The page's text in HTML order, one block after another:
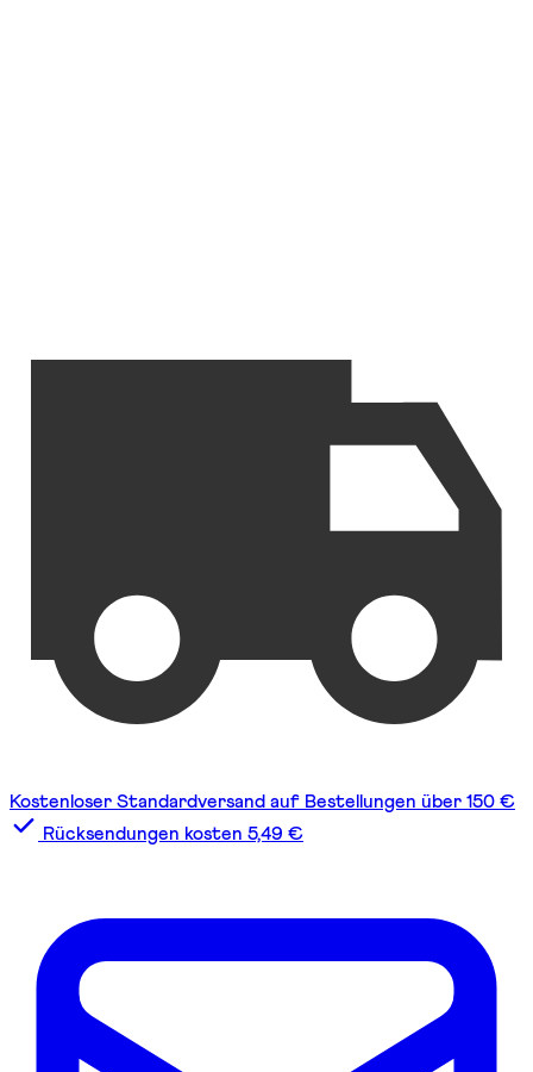
Kostenloser Standardversand auf Bestellungen über 150 €
Rücksendungen kosten 5,49 €